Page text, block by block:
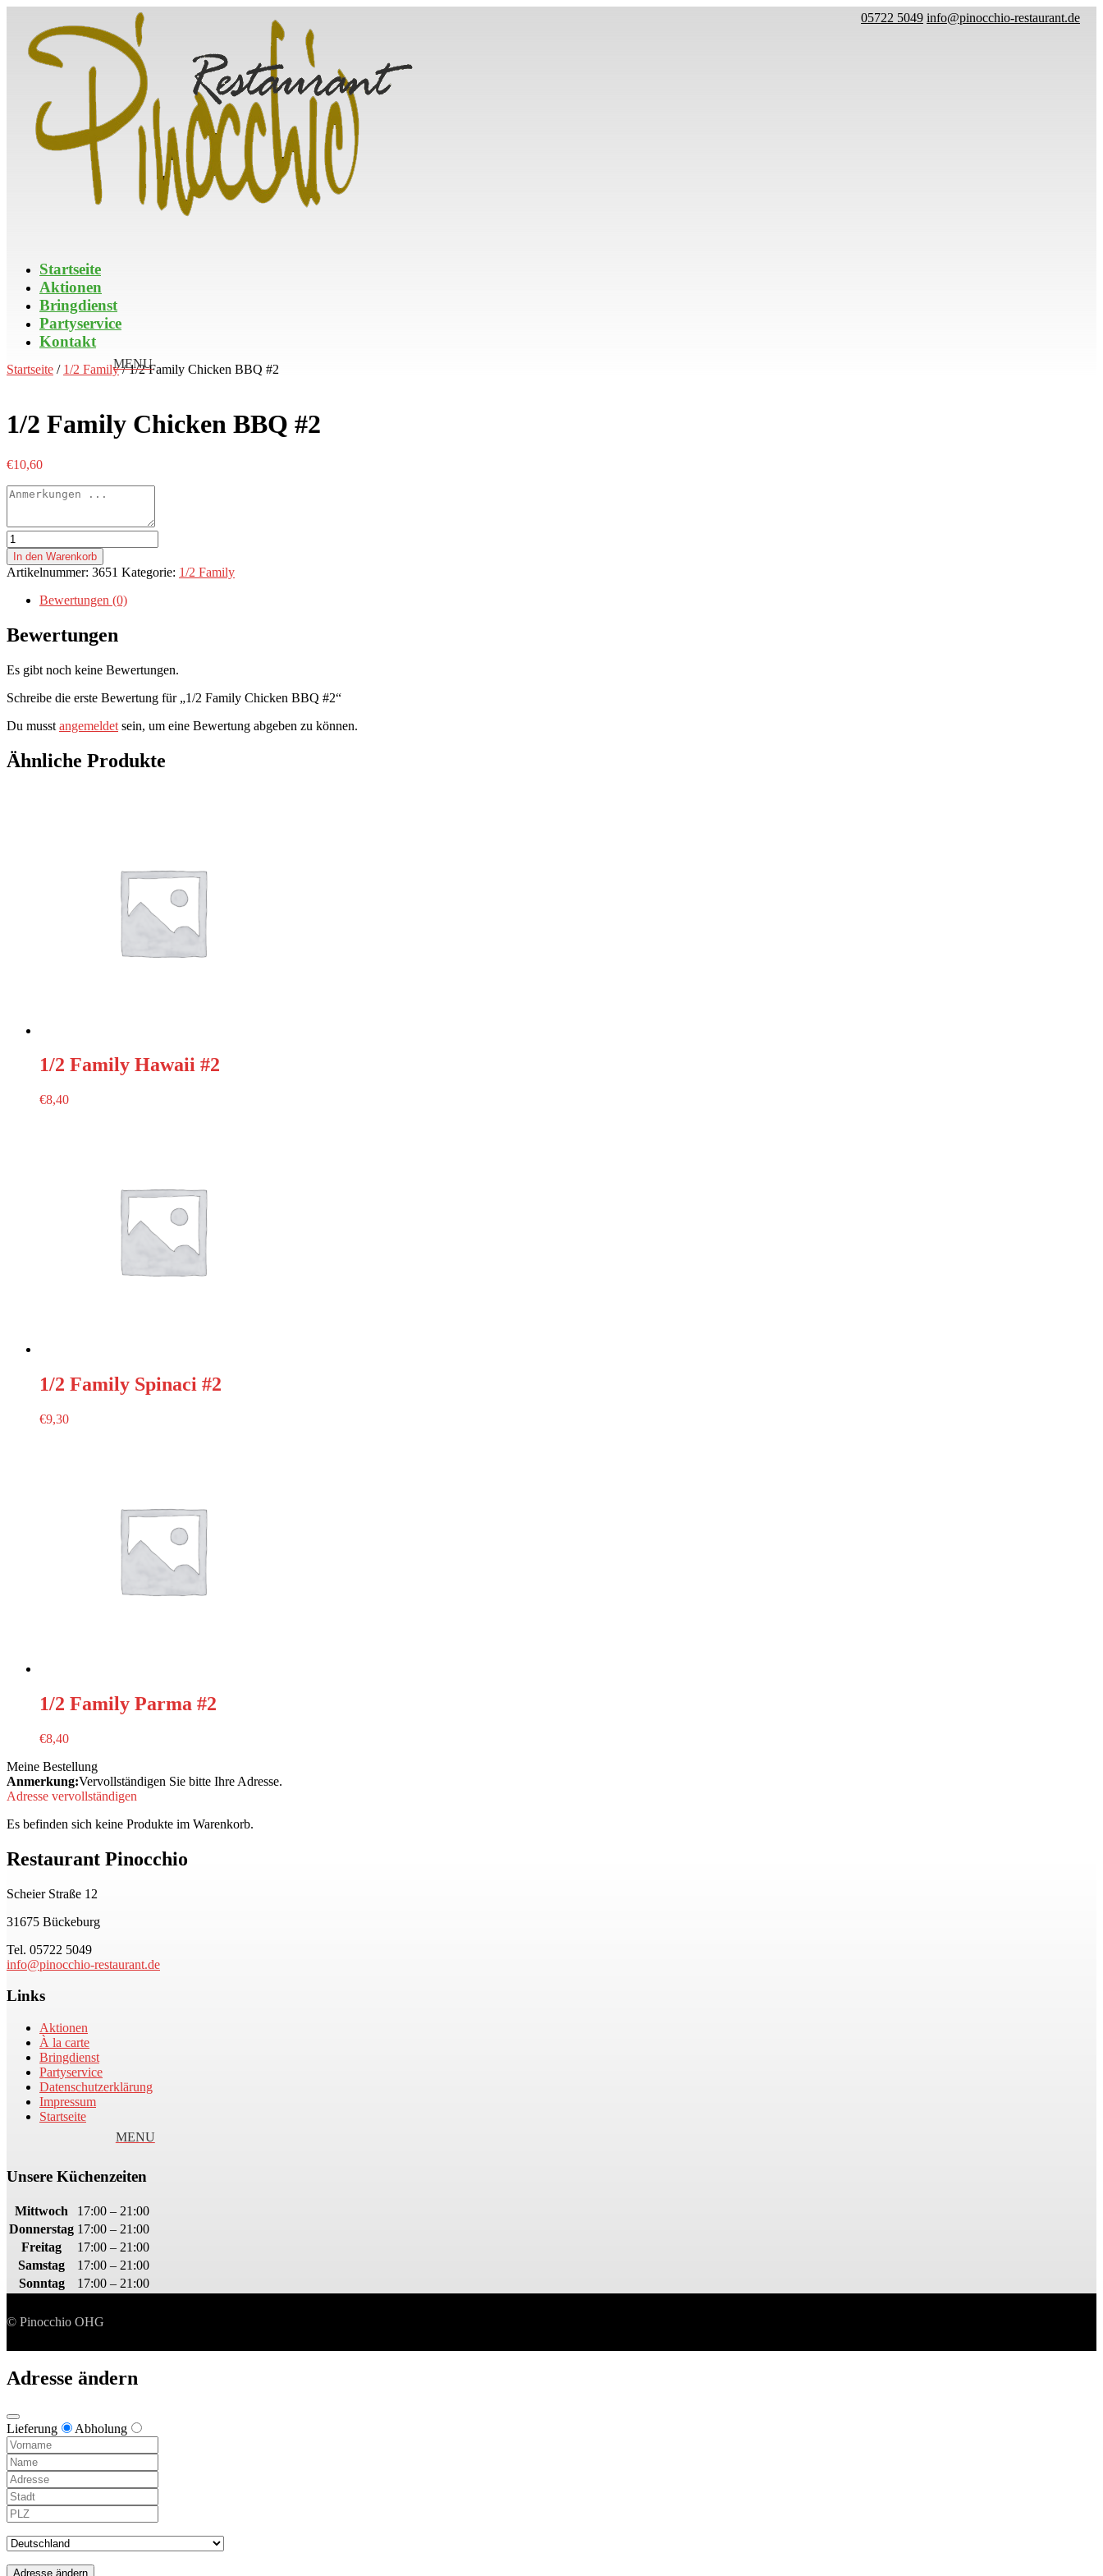
05722 5049 info@pinocchio-restaurant.de
Startseite
Aktionen
Bringdienst
Partyservice
Kontakt
Startseite / 1/2 Family/ 1/2 Family Chicken BBQ #2
1/2 Family Chicken BBQ #2
€10,60
1/2
Family
Chicken
BBQ
Menge
In den Warenkorb
Artikelnummer: 3651 Kategorie: 1/2 Family
Bewertungen (0)
Bewertungen
Es gibt noch keine Bewertungen.
Schreibe die erste Bewertung für „1/2 Family Chicken BBQ #2“
Du musst angemeldet sein, um eine Bewertung abgeben zu können.
Ähnliche Produkte
1/2 Family Hawaii #2
€8,40
1/2 Family Spinaci #2
€9,30
1/2 Family Parma #2
€8,40
Meine Bestellung
Anmerkung:Vervollständigen Sie bitte Ihre Adresse.
Adresse vervollständigen
Es befinden sich keine Produkte im Warenkorb.
Restaurant Pinocchio
Scheier Straße 12
31675 Bückeburg
Tel. 05722 5049
info@pinocchio-restaurant.de
Links
Aktionen
À la carte
Bringdienst
Partyservice
Datenschutzerklärung
Impressum
Startseite
Unsere Küchenzeiten
Mittwoch
17:00 – 21:00
Donnerstag 17:00 – 21:00
Freitag
17:00 – 21:00
Samstag
17:00 – 21:00
Sonntag
17:00 – 21:00
© Pinocchio OHG
Adresse ändern
Lieferung Abholung
Adresse ändern